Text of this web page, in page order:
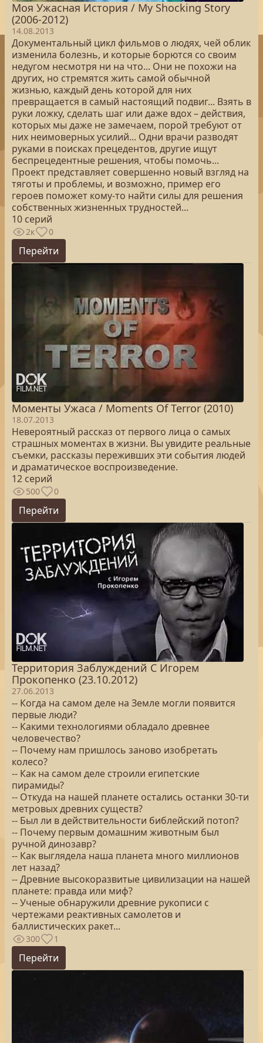
Моя Ужасная История / My Shocking Story
(2006-2012)
14.08.2013
Документальный цикл фильмов о людях, чей облик
изменила болезнь, и которые борются со своим
недугом несмотря ни на что... Они не похожи на
других, но стремятся жить самой обычной
жизнью, каждый день которой для них
превращается в самый настоящий подвиг... Взять в
руки ложку, сделать шаг или даже вдох – действия,
которых мы даже не замечаем, порой требуют от
них неимоверных усилий... Одни врачи разводят
руками в поисках прецедентов, другие ищут
беспрецедентные решения, чтобы помочь...
Проект представляет совершенно новый взгляд на
тяготы и проблемы, и возможно, пример его
героев поможет кому-то найти силы для решения
собственных жизненных трудностей...
10 серий
2к 0
Перейти
Моменты Ужаса / Moments Of Terror (2010)
18.07.2013
Невероятный рассказ от первого лица о самых
страшных моментах в жизни. Вы увидите реальные
съемки, рассказы переживших эти события людей
и драматическое воспроизведение.
12 серий
500 0
Перейти
Территория Заблуждений С Игорем
Прокопенко (23.10.2012)
27.06.2013
-- Когда на самом деле на Земле могли появится
первые люди?
-- Какими технологиями обладало древнее
человечество?
-- Почему нам пришлось заново изобретать
колесо?
-- Как на самом деле строили египетские
пирамиды?
-- Откуда на нашей планете остались останки 30-ти
метровых древних существ?
-- Был ли в действительности библейский потоп?
-- Почему первым домашним животным был
ручной динозавр?
-- Как выглядела наша планета много миллионов
лет назад?
-- Древние высокоразвитые цивилизации на нашей
планете: правда или миф?
-- Ученые обнаружили древние рукописи с
чертежами реактивных самолетов и
баллистических ракет...
300 1
Перейти